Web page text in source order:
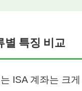
별 특징 비교
ISA 계좌는 크